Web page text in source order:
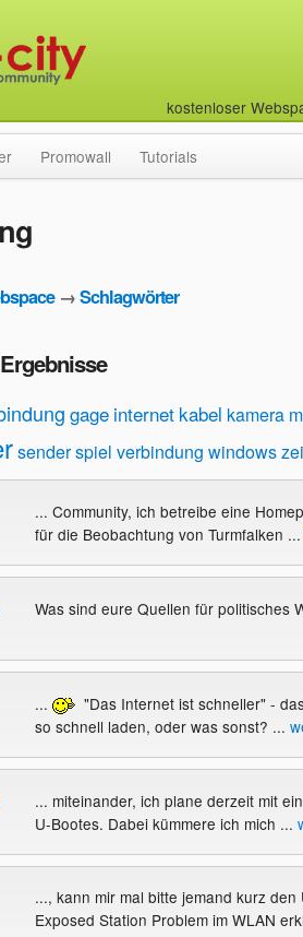
kostenloser
Promowall Tutorials
→Schlagwörter
gage internet kabel kamera
senderspiel verbindung windows
... Community, ich betreibe eine
für die Beobachtung von Turmfalken ...
Was sind eure Quellen für politisches
... "Das Internet ist schneller" -
so schnell laden, oder was sonst? ...
... miteinander, ich plane derzeit mit
U-Bootes. Dabei kümmere ich mich ...
..., kann mir mal bitte jemand kurz
Exposed Station Problem im WLAN